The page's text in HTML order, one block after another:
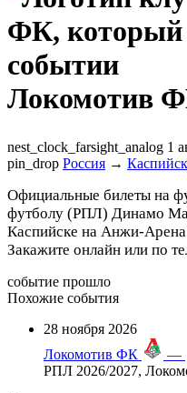
Локомотив
nest_clock_farsight_analog 1
pin_drop Россия → Каспийск
Официальные билеты на
футболу (РПЛ) Динамо
Каспийске на Анжи-
Закажите онлайн или по
событие прошло
Похожие события
28 ноября 2026
Локомотив ФК
—
РПЛ 2026/2027,